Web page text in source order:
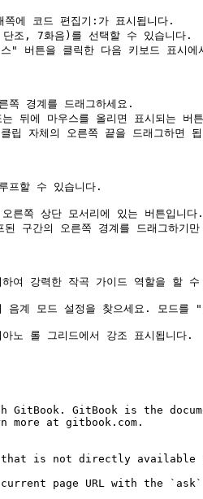
에 코드 편집기:가 표시됩니다.
조, 7화음)를 선택할 수 있습니다.
" 버튼을 클릭한 다음 키보드 표시에
쪽 경계를 드래그하세요.
뒤에 마우스를 올리면 표시되는 버
자체의 오른쪽 끝을 드래그하면 됩
프할 수 있습니다.
쪽 상단 모서리에 있는 버튼입니
구간의 오른쪽 경계를 드래그하기
여 강력한 작곡 가이드 역할을 할
음계 모드 설정을 찾으세요. 모드를
노 롤 그리드에서 강조 표시됩니다.
GitBook. GitBook is the
at gitbook.com.
is not directly available
current page URL with the